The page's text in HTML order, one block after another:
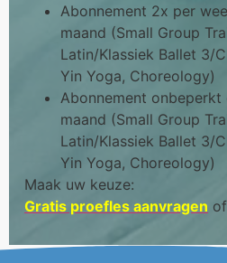
Abonnement 2x per
maand (Small Group
Latin/Klassiek Ballet 3/
Yin Yoga, Choreology)
Abonnement onbeperkt
maand (Small Group
Latin/Klassiek Ballet 3/
Yin Yoga, Choreology)
Maak uw keuze:
Gratis proefles aanvragen of